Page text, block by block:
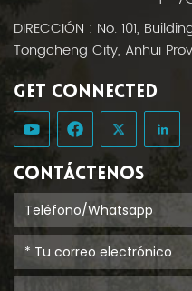
DIRECCIÓN : No. 101,
Tongcheng City, Anhui
GET CONNECTED
CONTÁCTENOS